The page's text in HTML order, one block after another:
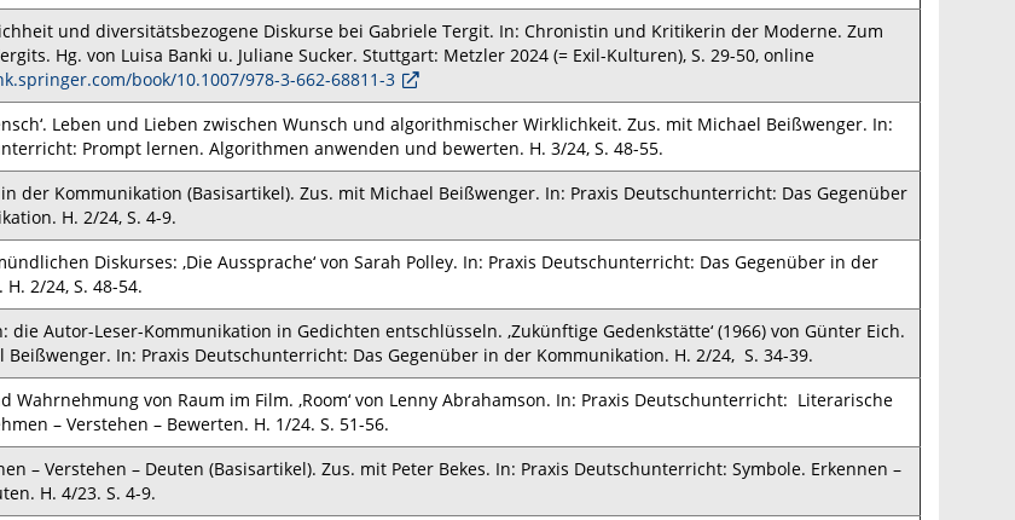
und diversitätsbezogene Diskurse bei Gabriele Tergit. In: Chronistin und Kritikerin der Moderne. Zum
Hg. von Luisa Banki u. Juliane Sucker. Stuttgart: Metzler 2024 (= Exil-Kulturen), S. 29-50, online
book/10.1007/978-3-662-68811-3
Leben und Lieben zwischen Wunsch und algorithmischer Wirklichkeit. Zus. mit Michael Beißwenger. In:
Prompt lernen. Algorithmen anwenden und bewerten. H. 3/24, S. 48-55.
der Kommunikation (Basisartikel). Zus. mit Michael Beißwenger. In: Praxis Deutschunterricht: Das Gegenüber
H. 2/24, S. 4-9.
Diskurses: ‚Die Aussprache‘ von Sarah Polley. In: Praxis Deutschunterricht: Das Gegenüber in der
2/24, S. 48-54.
die Autor-Leser-Kommunikation in Gedichten entschlüsseln. ‚Zukünftige Gedenkstätte‘ (1966) von Günter Eich.
Beißwenger. In: Praxis Deutschunterricht: Das Gegenüber in der Kommunikation. H. 2/24, S. 34-39.
Wahrnehmung von Raum im Film. ‚Room‘ von Lenny Abrahamson. In: Praxis Deutschunterricht: Literarische
– Verstehen – Bewerten. H. 1/24. S. 51-56.
– Verstehen – Deuten (Basisartikel). Zus. mit Peter Bekes. In: Praxis Deutschunterricht: Symbole. Erkennen –
H. 4/23. S. 4-9.